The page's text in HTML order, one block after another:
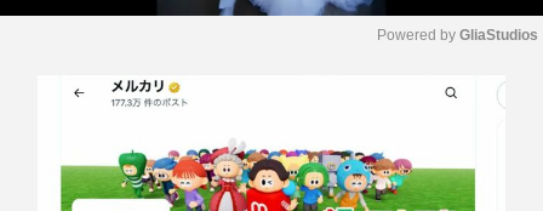
M
Powered by GliaStudios